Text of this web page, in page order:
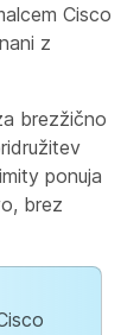
Cisco
z
brezžično
ponuja
brez